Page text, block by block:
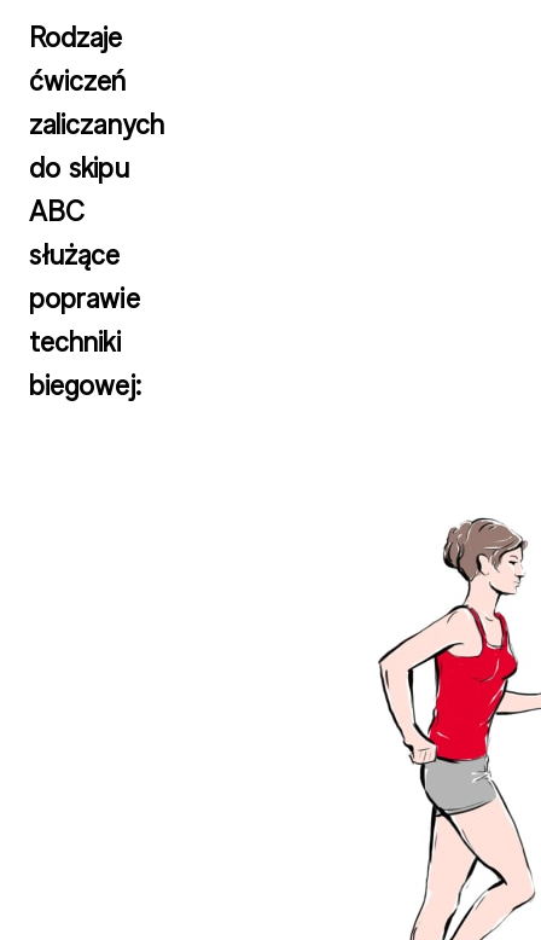
Rodzaje
ćwiczeń
zaliczanych
do skipu
ABC
służące
poprawie
techniki
biegowej: